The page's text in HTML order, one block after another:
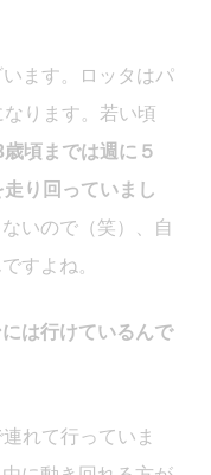
ます。ロッタはパ
ります。若い頃
歳頃までは週に５
り回っていまし
いので（笑）、自
すよね。
は行けているんで
れて行っていま